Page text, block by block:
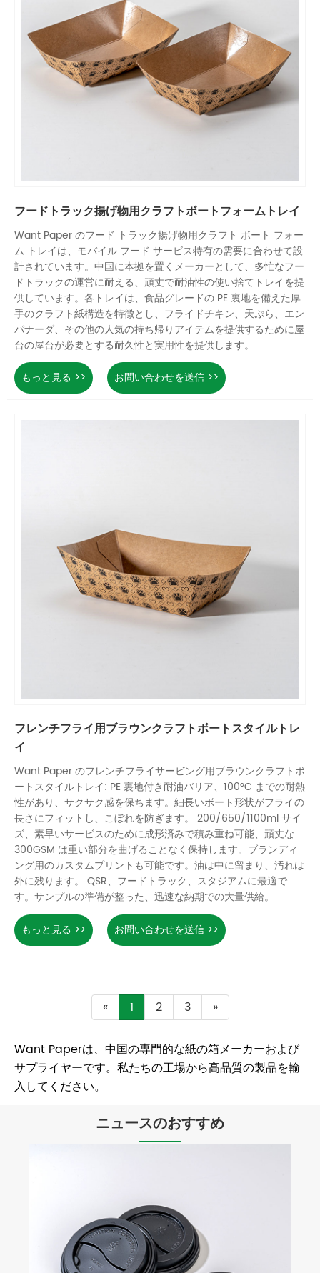
フードトラック揚げ物用クラフトボートフォームトレイ
Want Paper のフード トラック揚げ物用クラフト ボート フォー
ム トレイは、モバイル フード サービス特有の需要に合わせて設
計されています。中国に本拠を置くメーカーとして、多忙なフー
ドトラックの運営に耐える、頑丈で耐油性の使い捨てトレイを提
供しています。各トレイは、食品グレードの PE 裏地を備えた厚
手のクラフト紙構造を特徴とし、フライドチキン、天ぷら、エン
パナーダ、その他の人気の持ち帰りアイテムを提供するために屋
台の屋台が必要とする耐久性と実用性を提供します。
もっと見る >>
お問い合わせを送信 >>
フレンチフライ用ブラウンクラフトボートスタイルトレ
イ
Want Paper のフレンチフライサービング用ブラウンクラフトボ
ートスタイルトレイ: PE 裏地付き耐油バリア、100°C までの耐熱
性があり、サクサク感を保ちます。細長いボート形状がフライの
長さにフィットし、こぼれを防ぎます。 200/650/1100ml サイ
ズ、素早いサービスのために成形済みで積み重ね可能、頑丈な
300GSM は重い部分を曲げることなく保持します。ブランディ
ング用のカスタムプリントも可能です。油は中に留まり、汚れは
外に残ります。 QSR、フードトラック、スタジアムに最適で
す。サンプルの準備が整った、迅速な納期での大量供給。
もっと見る >>
お問い合わせを送信 >>
« 1 2 3 »
Want Paperは、中国の専門的な紙の箱メーカーおよび
サプライヤーです。私たちの工場から高品質の製品を輸
入してください。
ニュースのおすすめ
包装の未来となる理由
もっと見る >>